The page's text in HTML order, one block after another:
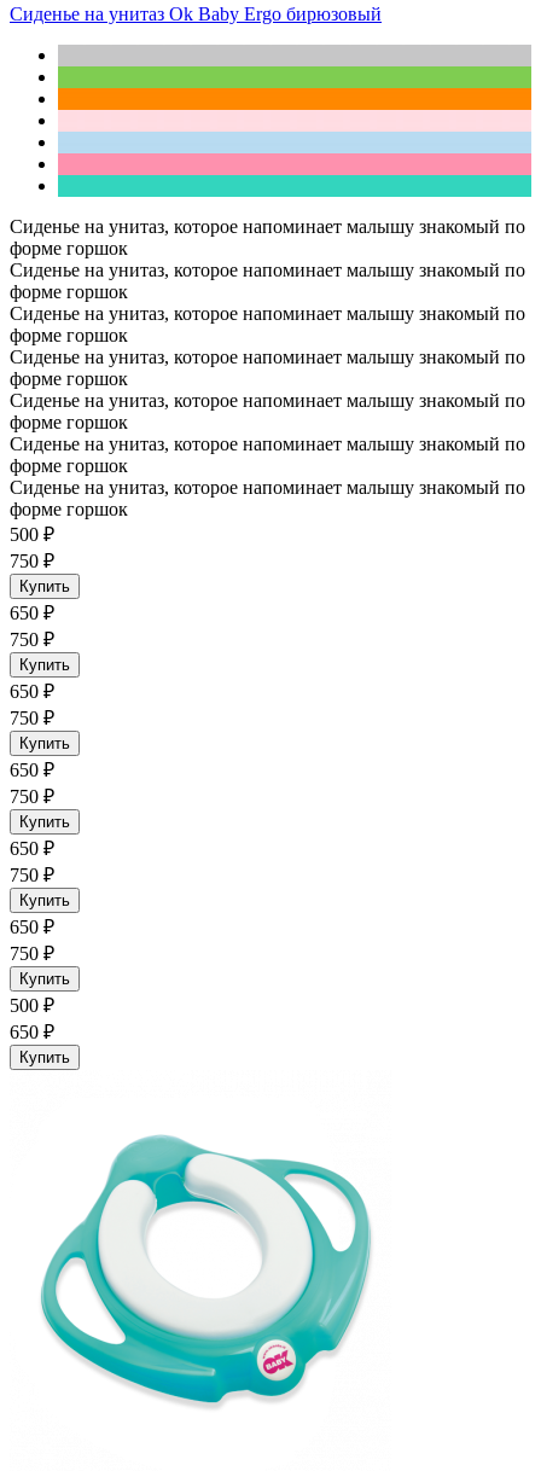
Сиденье на унитаз Ok Baby Ergo бирюзовый
Сиденье на унитаз, которое напоминает малышу знакомый по
форме горшок
Сиденье на унитаз, которое напоминает малышу знакомый по
форме горшок
Сиденье на унитаз, которое напоминает малышу знакомый по
форме горшок
Сиденье на унитаз, которое напоминает малышу знакомый по
форме горшок
Сиденье на унитаз, которое напоминает малышу знакомый по
форме горшок
Сиденье на унитаз, которое напоминает малышу знакомый по
форме горшок
Сиденье на унитаз, которое напоминает малышу знакомый по
форме горшок
500 ₽
750 ₽
Купить
650 ₽
750 ₽
Купить
650 ₽
750 ₽
Купить
650 ₽
750 ₽
Купить
650 ₽
750 ₽
Купить
650 ₽
750 ₽
Купить
500 ₽
650 ₽
Купить